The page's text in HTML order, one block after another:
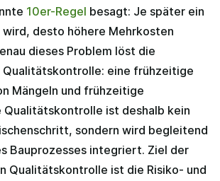
10er-Regel besagt: Je später ein
desto höhere Mehrkosten
dieses Problem löst die
eine frühzeitige
Mängeln und frühzeitige
Qualitätskontrolle ist deshalb kein
sondern wird begleitend
Bauprozesses integriert. Ziel der
Qualitätskontrolle ist die Risiko- und